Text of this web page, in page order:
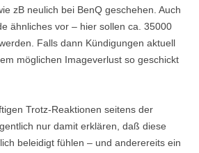
zB neulich bei BenQ geschehen. Auch
ähnliches vor – hier sollen ca. 35000
Falls dann Kündigungen aktuell
möglichen Imageverlust so geschickt
Trotz-Reaktionen seitens der
nur damit erklären, daß diese
beleidigt fühlen – und anderereits ein